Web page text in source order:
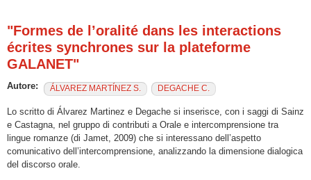
"Formes de l’oralité dans les interactions
écrites synchrones sur la plateforme
GALANET"
Autore: ÁLVAREZ MARTÍNEZ S. DEGACHE C.
Lo scritto di Álvarez Martinez e Degache si inserisce, con i saggi di Sainz
e Castagna, nel gruppo di contributi a Orale e intercomprensione tra
lingue romanze (di Jamet, 2009) che si interessano dell’aspetto
comunicativo dell’intercomprensione, analizzando la dimensione dialogica
del discorso orale.